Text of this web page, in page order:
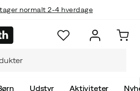
normalt 2-4 hverdage
Udstyr Aktiviteter